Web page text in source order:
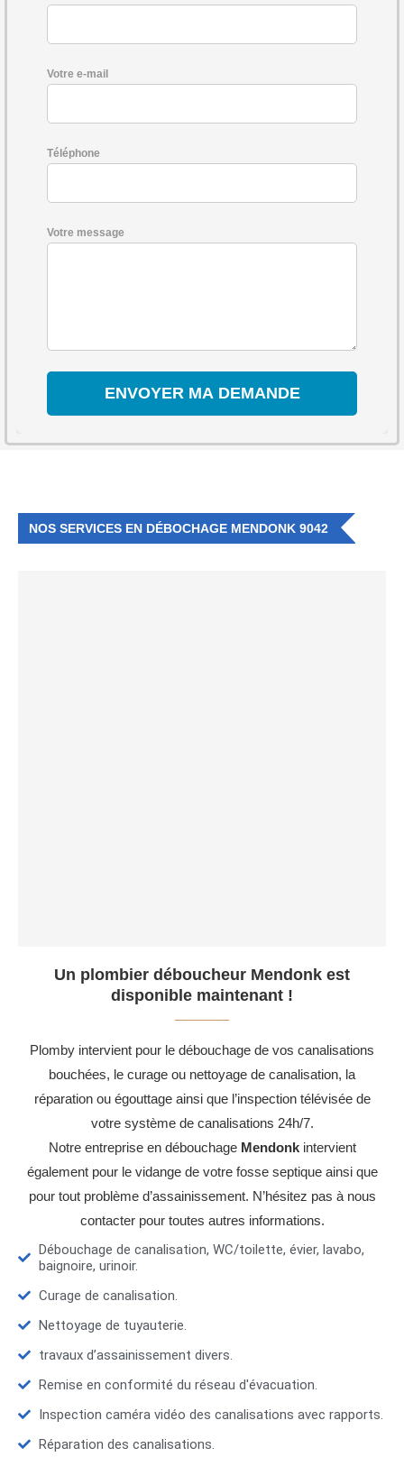
Votre e-mail
Téléphone
Votre message
NOS SERVICES EN DÉBOCHAGE MENDONK 9042
Un plombier déboucheur Mendonk est
disponible maintenant !
Plomby intervient pour le débouchage de vos canalisations
bouchées, le curage ou nettoyage de canalisation, la
réparation ou égouttage ainsi que l’inspection télévisée de
votre système de canalisations 24h/7.
Notre entreprise en débouchage Mendonkintervient
également pour le vidange de votre fosse septique ainsi que
pour tout problème d’assainissement. N’hésitez pas à nous
contacter pour toutes autres informations.
Débouchage de canalisation, WC/toilette, évier, lavabo,
baignoire, urinoir.
Curage de canalisation.
Nettoyage de tuyauterie.
travaux d’assainissement divers.
Remise en conformité du réseau d'évacuation.
Inspection caméra vidéo des canalisations avec rapports.
Réparation des canalisations.